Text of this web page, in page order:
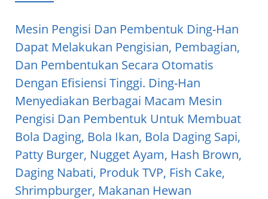
Mesin Pengisi Dan Pembentuk Ding-Han
Dapat Melakukan Pengisian, Pembagian,
Dan Pembentukan Secara Otomatis
Dengan Efisiensi Tinggi. Ding-Han
Menyediakan Berbagai Macam Mesin
Pengisi Dan Pembentuk Untuk Membuat
Bola Daging, Bola Ikan, Bola Daging Sapi,
Patty Burger, Nugget Ayam, Hash Brown,
Daging Nabati, Produk TVP, Fish Cake,
Shrimpburger, Makanan Hewan